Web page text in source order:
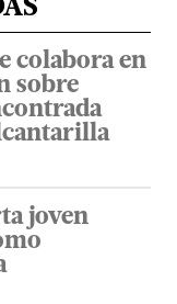
colabora en
sobre
joven